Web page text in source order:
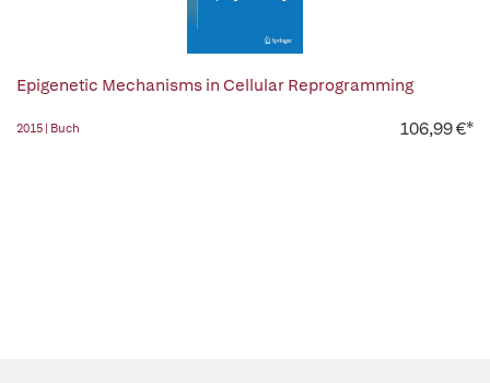
Epigenetic Mechanisms in Cellular Reprogramming
2015 | Buch 106,99 €*